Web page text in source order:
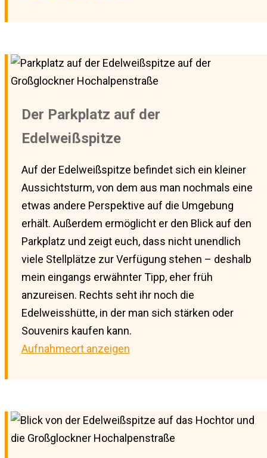
Der Parkplatz auf der
Edelweißspitze
Auf der Edelweißspitze befindet sich ein kleiner
Aussichtsturm, von dem aus man nochmals eine
etwas andere Perspektive auf die Umgebung
erhält. Außerdem ermöglicht er den Blick auf den
Parkplatz und zeigt euch, dass nicht unendlich
viele Stellplätze zur Verfügung stehen – deshalb
mein eingangs erwähnter Tipp, eher früh
anzureisen. Rechts seht ihr noch die
Edelweisshütte, in der man sich stärken oder
Souvenirs kaufen kann.
Aufnahmeort anzeigen